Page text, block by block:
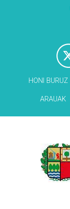
HONI BURUZ
ARAUAK